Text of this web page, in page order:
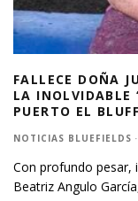
FALLECE DOÑA
LA INOLVIDABLE
PUERTO EL BLUFF
NOTICIAS BLUEFIELDS ·
Con profundo pesar,
Beatriz Angulo